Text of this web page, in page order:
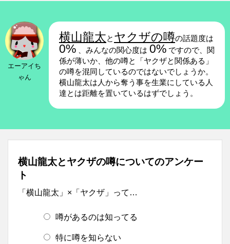
エーアイち
ゃん
横山龍太と ヤクザの噂の話題度は
0% 、みんなの関心度は 0% ですので、関
係が薄いか、他の噂と「ヤクザと関係ある」
の噂を混同しているのではないでしょうか。
横山龍太は人から奪う事を生業にしている人
達とは距離を置いているはずでしょう。
横山龍太とヤクザの噂についてのアンケー
ト
「横山龍太」×「ヤクザ」って…
噂があるのは知ってる
特に噂を知らない